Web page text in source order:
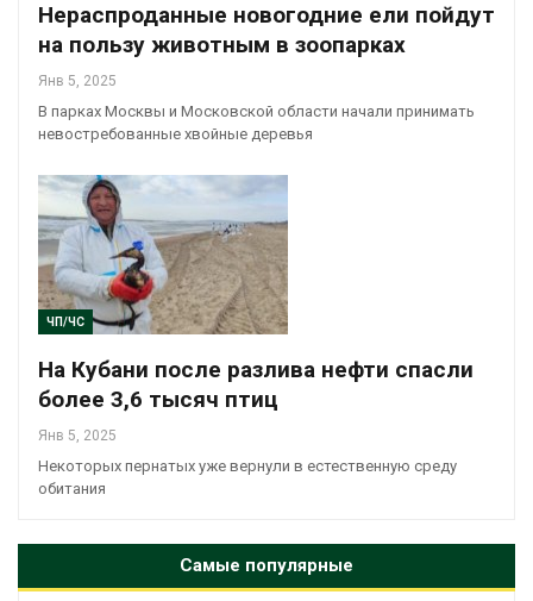
Нераспроданные новогодние ели пойдут
на пользу животным в зоопарках
Янв 5, 2025
В парках Москвы и Московской области начали принимать
невостребованные хвойные деревья
ЧП/ЧС
На Кубани после разлива нефти спасли
более 3,6 тысяч птиц
Янв 5, 2025
Некоторых пернатых уже вернули в естественную среду
обитания
Самые популярные